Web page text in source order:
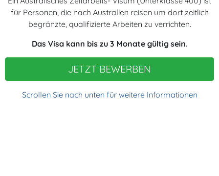
für Personen, die nach Australien reisen um dort zeitlich
begränzte, qualifizierte Arbeiten zu verrichten.
Das Visa kann bis zu 3 Monate gültig sein.
JETZT BEWERBEN
Scrollen Sie nach unten für weitere Informationen